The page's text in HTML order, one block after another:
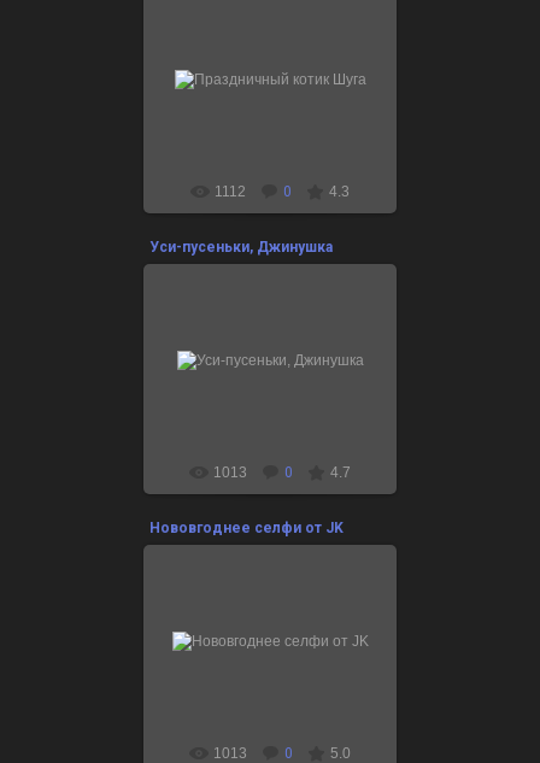
24.12.2021
1112 0 4.3
Уси-пусеньки, Джинушка
24.12.2021
1013 0 4.7
Нововгоднее селфи от JK
Поздравляшки здесь:
1013 0 5.0